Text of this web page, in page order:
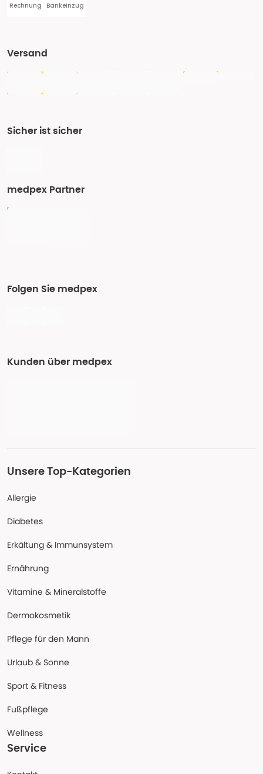
Rechnung Bankeinzug
Versand
Sicher ist sicher
medpex Partner
Folgen Sie medpex
Kunden über medpex
Unsere Top-Kategorien
Allergie
Diabetes
Erkältung & Immunsystem
Ernährung
Vitamine & Mineralstoffe
Dermokosmetik
Pflege für den Mann
Urlaub & Sonne
Sport & Fitness
Fußpflege
Wellness
Service